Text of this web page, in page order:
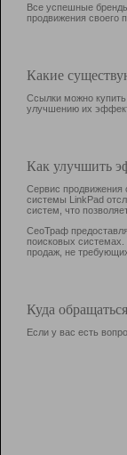
Все успешные
продвижения своего
Какие
Ссылки можно
улучшению их
Как улучшить
Сервис продвижения
системы LinkPad
систем, что
СеоТраф
поисковых
продаж, не
Куда
Если у вас есть